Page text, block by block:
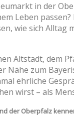
in der
Leben
wie sich
Altstadt, dem
Nähe zum
ehrliche
wirst – als
der Oberpfalz